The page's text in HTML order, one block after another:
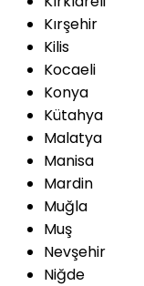
Kırşehir
Kilis
Kocaeli
Konya
Kütahya
Malatya
Manisa
Mardin
Muğla
Muş
Nevşehir
Niğde